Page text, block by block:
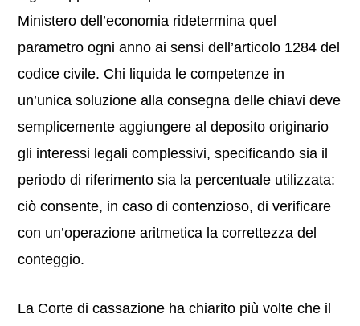
Ministero dell’economia ridetermina quel
parametro ogni anno ai sensi dell’articolo 1284 del
codice civile. Chi liquida le competenze in
un’unica soluzione alla consegna delle chiavi deve
semplicemente aggiungere al deposito originario
gli interessi legali complessivi, specificando sia il
periodo di riferimento sia la percentuale utilizzata:
ciò consente, in caso di contenzioso, di verificare
con un’operazione aritmetica la correttezza del
conteggio.
La Corte di cassazione ha chiarito più volte che il